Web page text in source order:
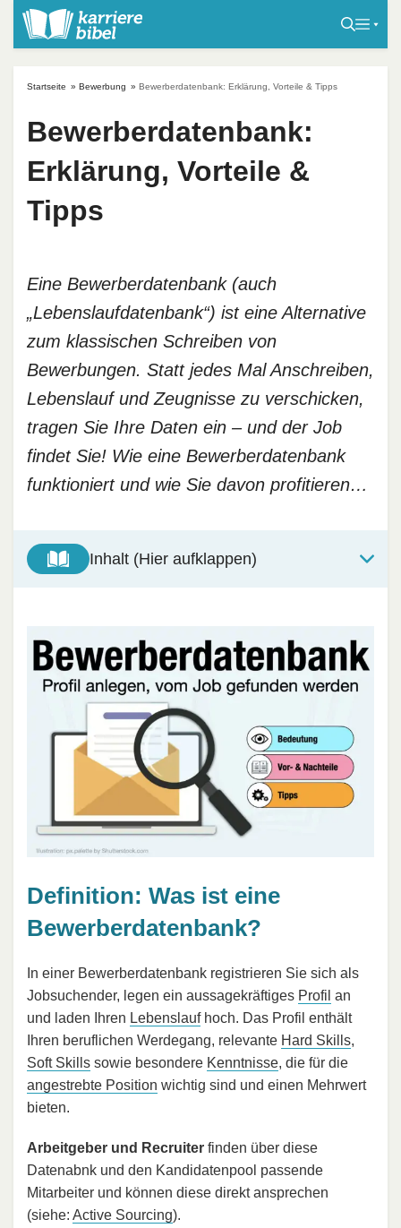
Startseite » Bewerbung » Bewerberdatenbank: Erklärung, Vorteile & Tipps
Bewerberdatenbank:
Erklärung, Vorteile &
Tipps
Eine Bewerberdatenbank (auch
„Lebenslaufdatenbank“) ist eine Alternative
zum klassischen Schreiben von
Bewerbungen. Statt jedes Mal Anschreiben,
Lebenslauf und Zeugnisse zu verschicken,
tragen Sie Ihre Daten ein – und der Job
findet Sie! Wie eine Bewerberdatenbank
funktioniert und wie Sie davon profitieren…
Inhalt (Hier aufklappen)
Definition: Was ist eine
Bewerberdatenbank?
In einer Bewerberdatenbank registrieren Sie sich als
Jobsuchender, legen ein aussagekräftiges Profil an
und laden Ihren Lebenslaufhoch. Das Profil enthält
Ihren beruflichen Werdegang, relevante Hard Skills,
Soft Skills sowie besondere Kenntnisse, die für die
angestrebte Position wichtig sind und einen Mehrwert
bieten.
Arbeitgeber und Recruiter finden über diese
Datenabnk und den Kandidatenpool passende
Mitarbeiter und können diese direkt ansprechen
(siehe: Active Sourcing).